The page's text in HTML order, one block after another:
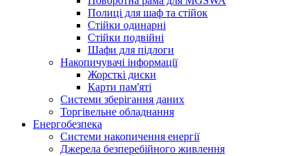
Полиці для шаф та стійок
Стійки одинарні
Стійки подвійні
Шафи для підлоги
Накопичувачі інформації
Жорсткі диски
Карти пам'яті
Системи зберігання даних
Торгівельне обладнання
Енергобезпека
Системи накопичення енергії
Джерела безперебійного живлення